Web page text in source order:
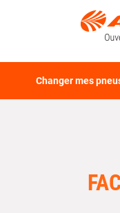
Changer mes